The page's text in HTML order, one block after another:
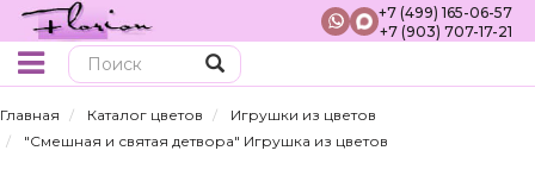
+7 (499) 165-06-57
+7 (903) 707-17-21
Главная Каталог цветов
Игрушки из цветов
"Смешная и святая детвора" Игрушка из цветов